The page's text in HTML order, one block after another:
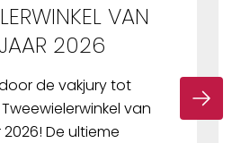
VAN
2026
de vakjury tot
van
De ultieme